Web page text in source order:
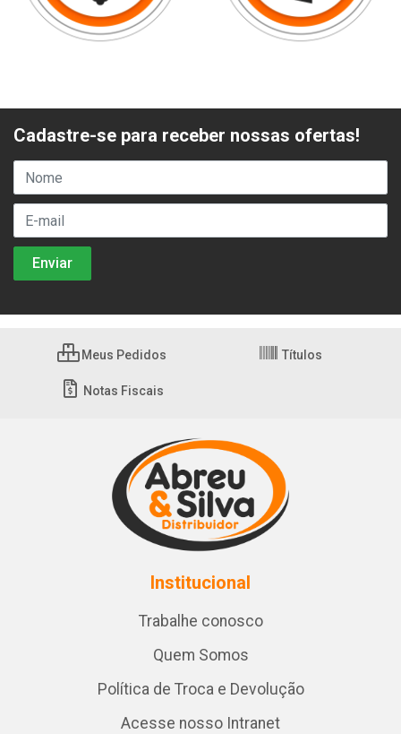
Cadastre-se para receber nossas ofertas!
Meus Pedidos Títulos
Notas Fiscais
Institucional
Trabalhe conosco
Quem Somos
Política de Troca e Devolução
Acesse nosso Intranet